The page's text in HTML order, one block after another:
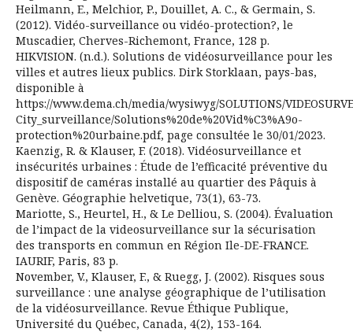
Heilmann, E., Melchior, P., Douillet, A. C., & Germain, S.
(2012). Vidéo-surveillance ou vidéo-protection?, le
Muscadier, Cherves-Richemont, France, 128 p.
HIKVISION. (n.d.). Solutions de vidéosurveillance pour les
villes et autres lieux publics. Dirk Storklaan, pays-bas,
disponible à
https://www.dema.ch/media/wysiwyg/SOLUTIONS/
City_surveillance/Solutions%20de%20Vid%C3%A9o-
protection%20urbaine.pdf, page consultée le 30/01/2023.
Kaenzig, R. & Klauser, F. (2018). Vidéosurveillance et
insécurités urbaines : Étude de l’efficacité préventive du
dispositif de caméras installé au quartier des Pâquis à
Genève. Géographie helvetique, 73(1), 63-73.
Mariotte, S., Heurtel, H., & Le Delliou, S. (2004). Évaluation
de l’impact de la videosurveillance sur la sécurisation
des transports en commun en Région Ile-DE-FRANCE.
IAURIF, Paris, 83 p.
November, V., Klauser, F., & Ruegg, J. (2002). Risques sous
surveillance : une analyse géographique de l’utilisation
de la vidéosurveillance. Revue Éthique Publique,
Université du Québec, Canada, 4(2), 153-164.